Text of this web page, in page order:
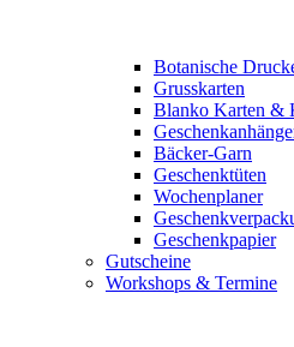
Botanische
Grusskarten
Blanko Karten &
Bäcker-Garn
Geschenktüten
Wochenplaner
Geschenkpapier
Gutscheine
Workshops & Termine